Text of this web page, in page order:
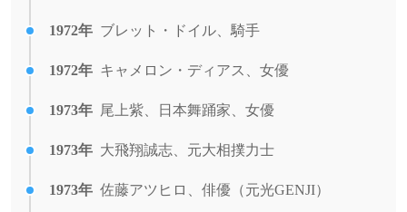
1972年 ブレット・ドイル、騎手
1972年 キャメロン・ディアス、女優
1973年 尾上紫、日本舞踊家、女優
1973年 大飛翔誠志、元大相撲力士
1973年 佐藤アツヒロ、俳優（元光GENJI）